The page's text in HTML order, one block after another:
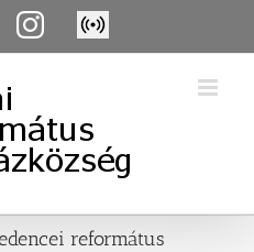
Instagram
Élő
közvetítés
református